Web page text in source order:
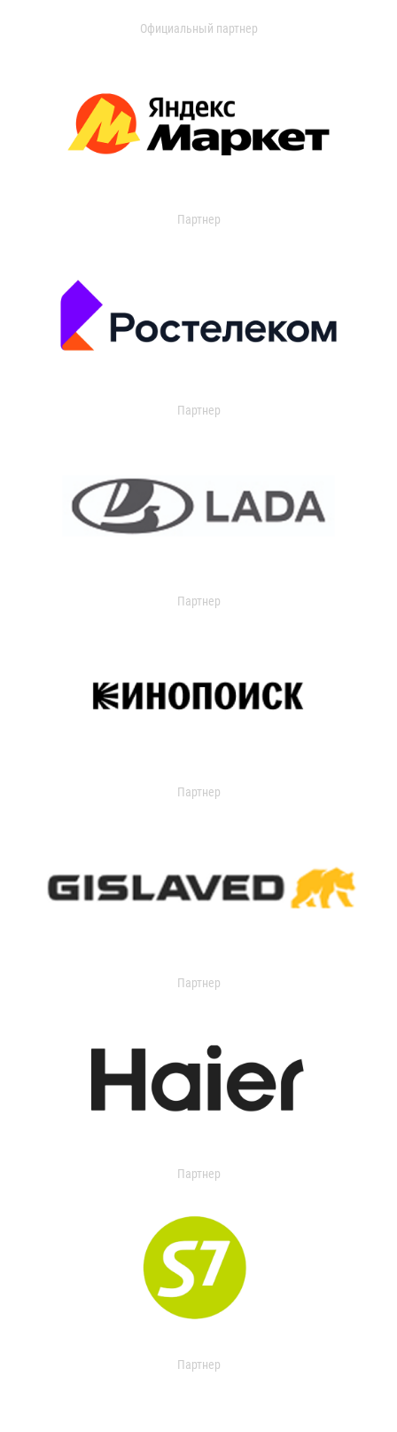
Официальный партнер
Партнер
Партнер
Партнер
Партнер
Партнер
Партнер
Партнер